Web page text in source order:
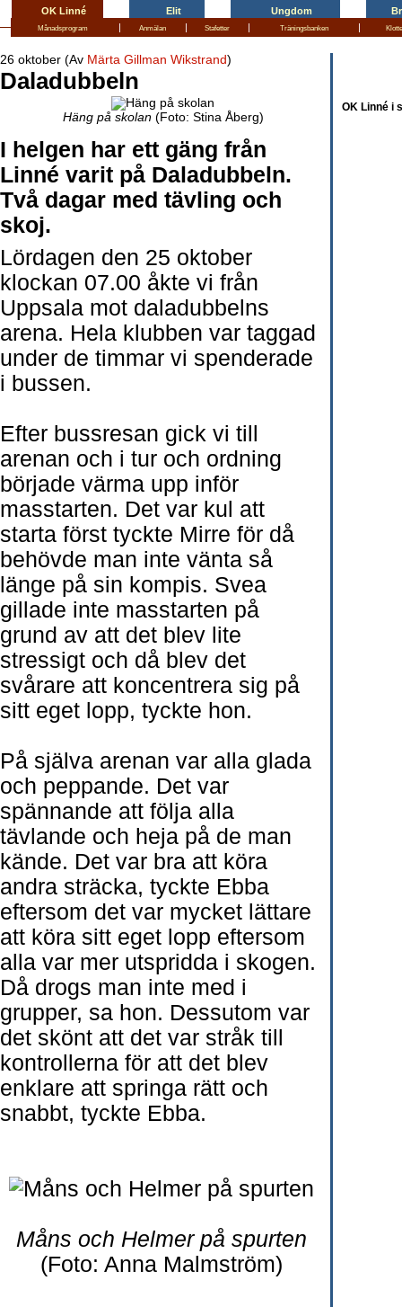
OK Linné Elit Ungdom
Månadsprogram | Anmälan | Stafetter | Träningsbanken |
26 oktober (Av Märta Gillman Wikstrand)
Daladubbeln
Häng på skolan(Foto: Stina Åberg)
I helgen har ett gäng från
Linné varit på Daladubbeln.
Två dagar med tävling och
skoj.
Lördagen den 25 oktober
klockan 07.00 åkte vi från
Uppsala mot daladubbelns
arena. Hela klubben var taggad
under de timmar vi spenderade
i bussen.
Efter bussresan gick vi till
arenan och i tur och ordning
började värma upp inför
masstarten. Det var kul att
starta först tyckte Mirre för då
behövde man inte vänta så
länge på sin kompis. Svea
gillade inte masstarten på
grund av att det blev lite
stressigt och då blev det
svårare att koncentrera sig på
sitt eget lopp, tyckte hon.
På själva arenan var alla glada
och peppande. Det var
spännande att följa alla
tävlande och heja på de man
kände. Det var bra att köra
andra sträcka, tyckte Ebba
eftersom det var mycket lättare
att köra sitt eget lopp eftersom
alla var mer utspridda i skogen.
Då drogs man inte med i
grupper, sa hon. Dessutom var
det skönt att det var stråk till
kontrollerna för att det blev
enklare att springa rätt och
snabbt, tyckte Ebba.
Måns och Helmer på spurten
(Foto: Anna Malmström)
OK Linné i